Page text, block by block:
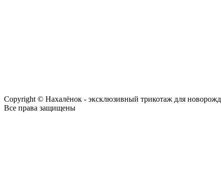
Copyright © Нахалёнок - эксклюзивный трикотаж для
Все права защищены